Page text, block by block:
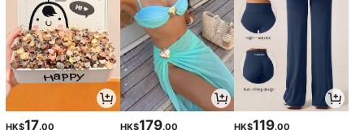
HK$17.00 HK$179.00 HK$119.00